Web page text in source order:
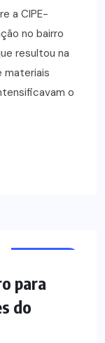
a CIPE-
no bairro
resultou na
materiais
o
para
do